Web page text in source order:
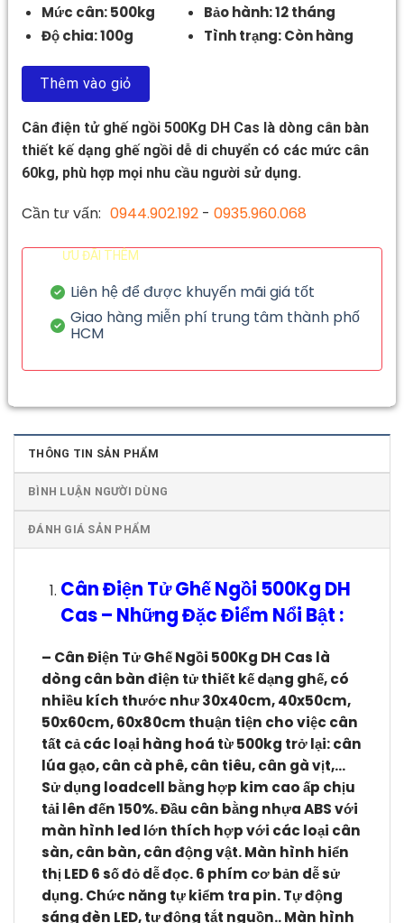
Mức cân: 500kg
Độ chia: 100g
Bảo hành: 12 tháng
Tình trạng: Còn hàng
Thêm vào giỏ
Cân điện tử ghế ngồi 500Kg DH Cas là dòng cân bàn
thiết kế dạng ghế ngồi dễ di chuyển có các mức cân
60kg, phù hợp mọi nhu cầu người sử dụng.
Cần tư vấn: 0944.902.192 - 0935.960.068
ƯU ĐÃI THÊM
Liên hệ để được khuyến mãi giá tốt
Giao hàng miễn phí trung tâm thành phố
HCM
THÔNG TIN SẢN PHẨM
BÌNH LUẬN NGƯỜI DÙNG
ĐÁNH GIÁ SẢN PHẨM
Cân Điện Tử Ghế Ngồi 500Kg DH
Cas– Những Đặc Điểm Nổi Bật :
– Cân Điện Tử Ghế Ngồi 500Kg DH Cas là
dòng cân bàn điện tử thiết kế dạng ghế, có
nhiều kích thước như 30x40cm, 40x50cm,
50x60cm, 60x80cm thuận tiện cho việc cân
tất cả các loại hàng hoá từ 500kg trở lại: cân
lúa gạo, cân cà phê, cân tiêu, cân gà vịt,…
Sử dụng loadcell bằng hợp kim cao ấp chịu
tải lên đến 150%. Đầu cân bằng nhựa ABS với
màn hình led lớn thích hợp với các loại cân
sàn, cân bàn, cân động vật. Màn hình hiển
thị LED 6 số đỏ dễ đọc. 6 phím cơ bản dễ sử
dụng. Chức năng tự kiểm tra pin. Tự động
sáng đèn LED, tự động tắt nguồn.. Màn hình